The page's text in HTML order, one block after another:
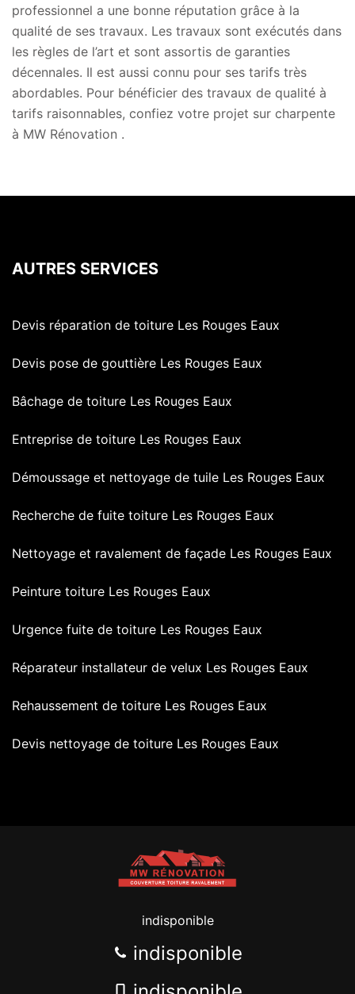
professionnel a une bonne réputation grâce à la
qualité de ses travaux. Les travaux sont exécutés dans
les règles de l’art et sont assortis de garanties
décennales. Il est aussi connu pour ses tarifs très
abordables. Pour bénéficier des travaux de qualité à
tarifs raisonnables, confiez votre projet sur charpente
à MW Rénovation .
AUTRES SERVICES
Devis réparation de toiture Les Rouges Eaux
Devis pose de gouttière Les Rouges Eaux
Bâchage de toiture Les Rouges Eaux
Entreprise de toiture Les Rouges Eaux
Démoussage et nettoyage de tuile Les Rouges Eaux
Recherche de fuite toiture Les Rouges Eaux
Nettoyage et ravalement de façade Les Rouges Eaux
Peinture toiture Les Rouges Eaux
Urgence fuite de toiture Les Rouges Eaux
Réparateur installateur de velux Les Rouges Eaux
Rehaussement de toiture Les Rouges Eaux
Devis nettoyage de toiture Les Rouges Eaux
indisponible
indisponible